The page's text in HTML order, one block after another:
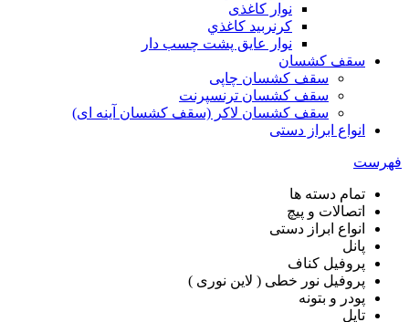
نوار کاغذی
کرنربید کاغذي
نوار عایق پشت چسب دار
سقف کشسان
سقف کشسان چاپی
سقف کشسان ترنسپرنت
سقف کشسان لاکر (سقف کشسان آینه ای)
انواع ابراز دستی
تمام دسته ها
اتصالات و پیچ
انواع ابراز دستی
پانل
پروفیل کناف
پروفیل نور خطی ( لاین نوری )
پودر و بتونه
تایل